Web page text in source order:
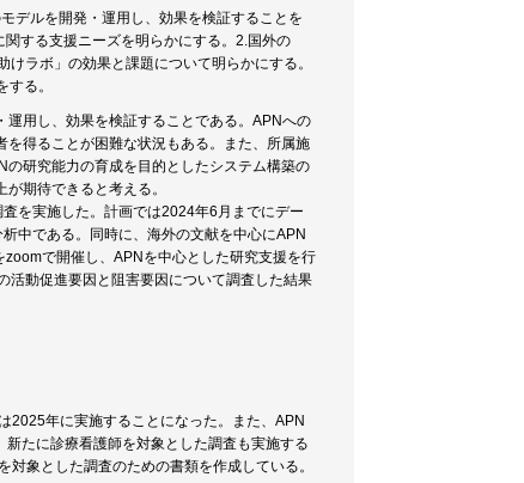
デルを開発・運用し、効果を検証することを
する支援ニーズを明らかにする。2.国外の
ラボ」の効果と課題について明らかにする。
る。
用し、効果を検証することである。APNへの
得ることが困難な状況もある。また、所属施
研究能力の育成を目的としたシステム構築の
期待できると考える。
を実施した。計画では2024年6月までにデー
中である。同時に、海外の文献を中心にAPN
で開催し、APNを中心とした研究支援を行
活動促進要因と阻害要因について調査した結果
2025年に実施することになった。また、APN
たに診療看護師を対象とした調査も実施する
象とした調査のための書類を作成している。